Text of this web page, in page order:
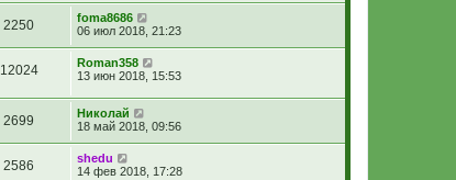
2250
foma8686
06 июл 2018, 21:23
12024
Roman358
13 июн 2018, 15:53
2699
Николай
18 май 2018, 09:56
2586
shedu
14 фев 2018, 17:28